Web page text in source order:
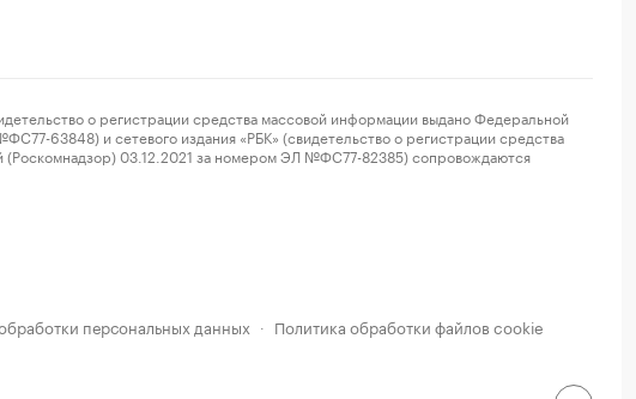
о регистрации средства массовой информации выдано Федеральной
63848) и сетевого издания «РБК» (свидетельство о регистрации средства
(Роскомнадзор) 03.12.2021 за номером ЭЛ №ФС77-82385) сопровождаются
персональных данных · Политика обработки файлов cookie